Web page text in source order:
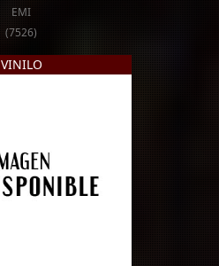
EMI
(7526)
VINILO